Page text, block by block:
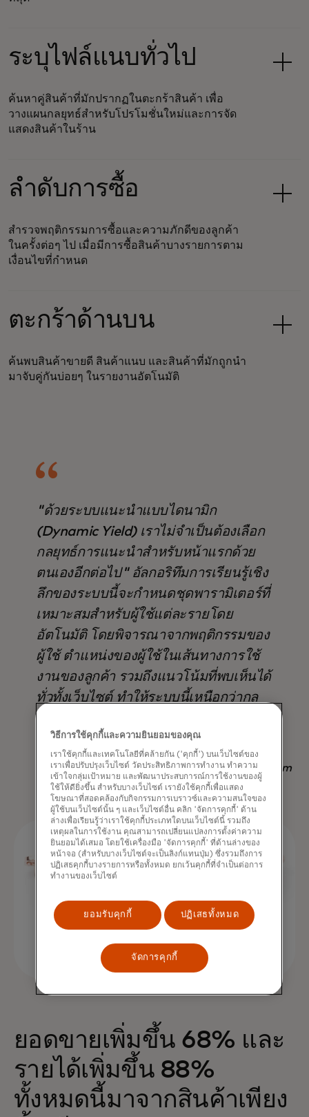
ระบุไฟล์แนบทั่วไป
ค้นหาคู่สินค้าที่มักปรากฏในตะกร้าสินค้า เพื่อ
วางแผนกลยุทธ์สำหรับโปรโมชั่นใหม่และการจัด
แสดงสินค้าในร้าน
ลำดับการซื้อ
สำรวจพฤติกรรมการซื้อและความภักดีของลูกค้า
ในครั้งต่อๆ ไป เมื่อมีการซื้อสินค้าบางรายการตาม
เงื่อนไขที่กำหนด
ตะกร้าด้านบน
ค้นพบสินค้าขายดี สินค้าแนบ และสินค้าที่มักถูกนำ
มาจับคู่กันบ่อยๆ ในรายงานอัตโนมัติ
"ด้วยระบบแนะนำแบบไดนามิก
(Dynamic Yield) เราไม่จำเป็นต้องเลือก
กลยุทธ์การแนะนำสำหรับหน้าแรกด้วย
ตนเองอีกต่อไป" อัลกอริทึมการเรียนรู้เชิง
ลึกของระบบนี้จะกำหนดชุดพารามิเตอร์ที่
เหมาะสมสำหรับผู้ใช้แต่ละรายโดย
อัตโนมัติ โดยพิจารณาจากพฤติกรรมของ
ผู้ใช้ ตำแหน่งของผู้ใช้ในเส้นทางการใช้
งานของลูกค้า รวมถึงแนวโน้มที่พบเห็นได้
ทั่วทั้งเว็บไซต์ ทำให้ระบบนี้เหนือกว่ากล
ผลลัพธ์ แต่ยังช่วยประหยัดเวลาอีกด้วย
Nadav Yekutiel, Head of Data, GlassesUSA.com
ยอดขายเพิ่มขึ้น 68% และ
รายได้เพิ่มขึ้น 88%
ทั้งหมดนี้มาจากสินค้าเพียง
วิธีการใช้คุกกี้และความยินยอมของคุณ
เราใช้คุกกี้และเทคโนโลยีที่คล้ายกัน ('คุกกี้') บนเว็บไซต์ของ
เราเพื่อปรับปรุงเว็บไซต์ วัดประสิทธิภาพการทำงาน ทำความ
เข้าใจกลุ่มเป้าหมาย และพัฒนาประสบการณ์การใช้งานของผู้
ใช้ให้ดียิ่งขึ้น สำหรับบางเว็บไซต์ เรายังใช้คุกกี้เพื่อแสดง
โฆษณาที่สอดคล้องกับกิจกรรมการเบราวซ์และความสนใจของ
ผู้ใช้บนเว็บไซต์นั้น ๆ และเว็บไซต์อื่น คลิก 'จัดการคุกกี้' ด้าน
ล่างเพื่อเรียนรู้ว่าเราใช้คุกกี้ประเภทใดบนเว็บไซต์นี้ รวมถึง
เหตุผลในการใช้งาน คุณสามารถเปลี่ยนแปลงการตั้งค่าความ
ยินยอมได้เสมอ โดยใช้เครื่องมือ 'จัดการคุกกี้' ที่ด้านล่างของ
หน้าจอ (สำหรับบางเว็บไซต์จะเป็นลิงก์แทนปุ่ม) ซึ่งรวมถึงการ
ปฏิเสธคุกกี้บางรายการหรือทั้งหมด ยกเว้นคุกกี้ที่จำเป็นต่อการ
ทำงานของเว็บไซต์
ยอมรับคุกกี้ ปฏิเสธทั้งหมด
จัดการคุกกี้